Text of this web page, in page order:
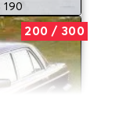
190
200 / 300